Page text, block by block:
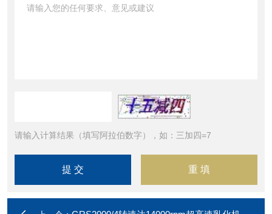
请输入计算结果（填写阿拉伯数字），如：三加四=7